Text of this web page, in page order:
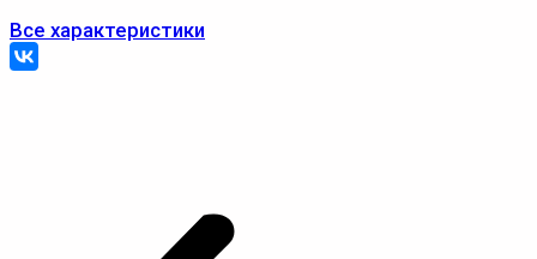
Все характеристики